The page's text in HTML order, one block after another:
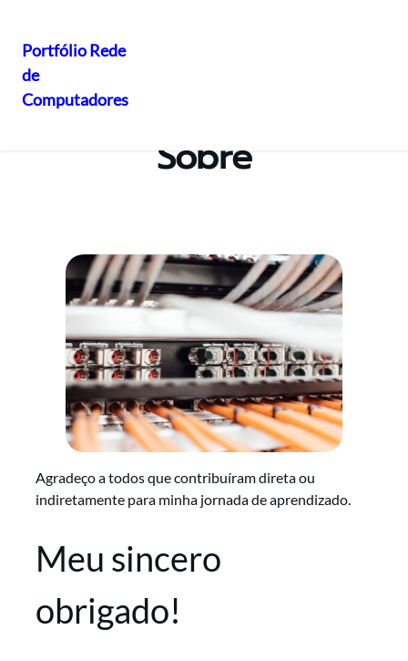
Pular
para
Portfólio Rede
de
Computadores
Sobre
Agradeço a todos que contribuíram direta ou
indiretamente para minha jornada de aprendizado.
Meu sincero
obrigado!